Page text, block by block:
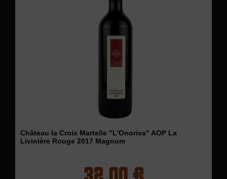
Château la Croix Martelle "L'Onoriva" AOP La
Livinière Rouge 2017 Magnum
32,00 €